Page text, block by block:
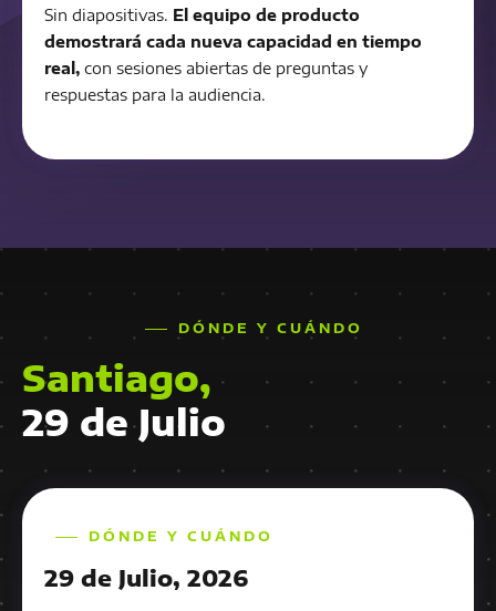
Sin diapositivas. El equipo de producto
demostrará cada nueva capacidad en tiempo
real, con sesiones abiertas de preguntas y
respuestas para la audiencia.
DÓNDE Y CUÁNDO
Santiago,
29 de Julio
DÓNDE Y CUÁNDO
29 de Julio, 2026